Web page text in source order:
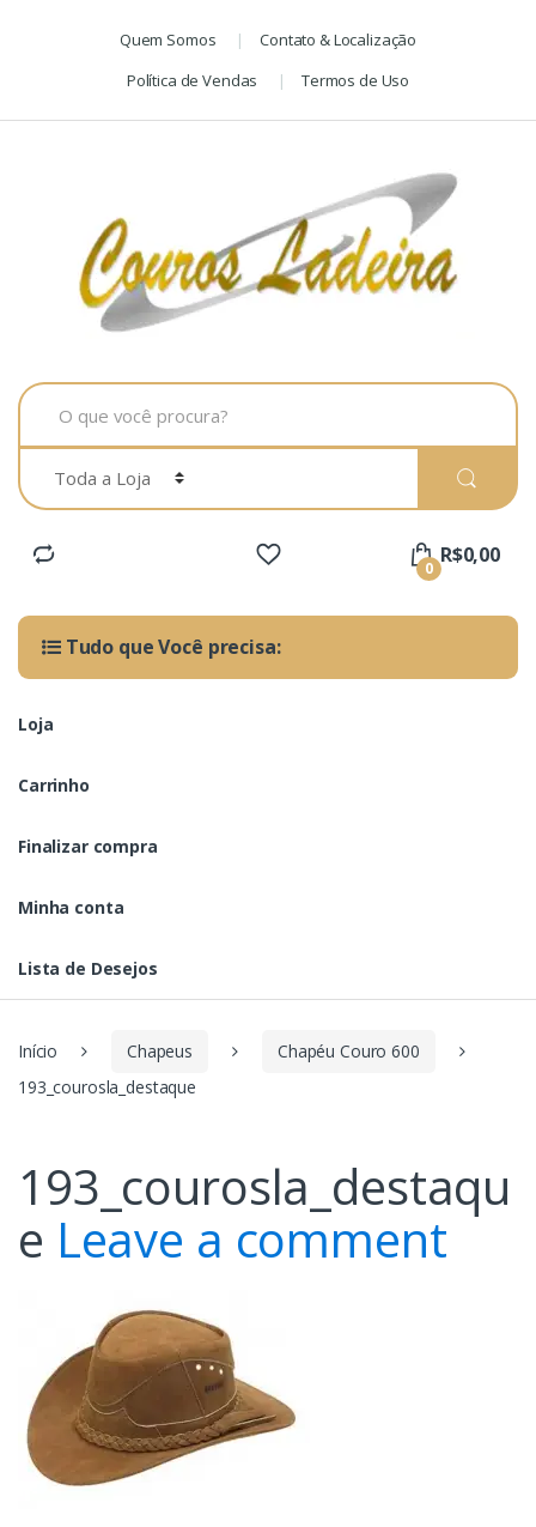
Quem Somos
Contato & Localização
Política de Vendas
Termos de Uso
Search
for:
0
R$0,00
Tudo que Você precisa:
Loja
Carrinho
Finalizar compra
Minha conta
Lista de Desejos
Início Chapeus
Chapéu Couro 600
193_courosla_destaque
193_courosla_destaqu
e Leave a comment